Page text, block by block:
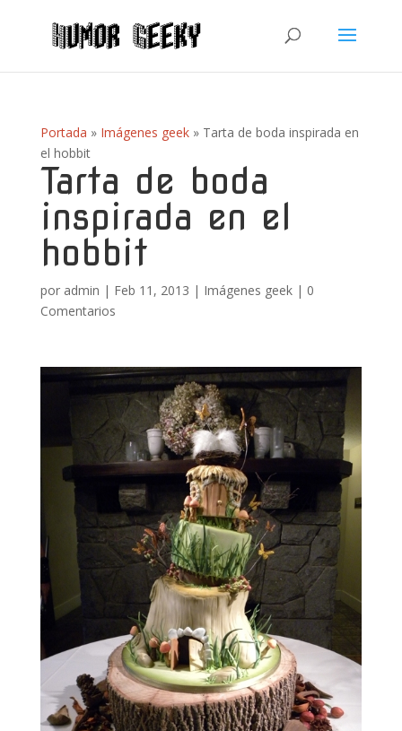
Portada » Imágenes geek» Tarta de boda inspirada en
el hobbit
Tarta de boda
inspirada en el
hobbit
por admin | Feb 11, 2013 | Imágenes geek| 0
Comentarios